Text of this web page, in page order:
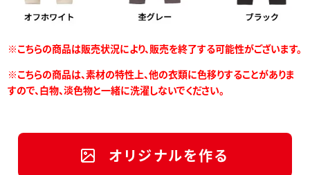
※こちらの商品は販売状況により、販売を終了する可能性がございます。
※こちらの商品は、素材の特性上、他の衣類に色移りすることがありま
すので、白物、淡色物と一緒に洗濯しないでください。
オリジナルを作る